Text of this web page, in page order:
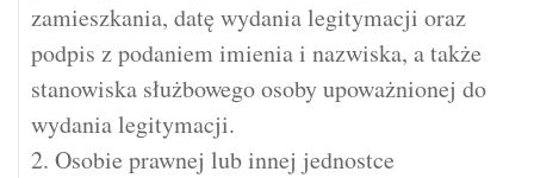
zamieszkania, datę wydania legitymacji oraz
podpis z podaniem imienia i nazwiska, a także
stanowiska służbowego osoby upoważnionej do
wydania legitymacji.
2. Osobie prawnej lub innej jednostce